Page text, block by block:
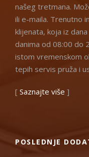
našeg tretmana.
ili e-maila. Trenutno
klijenata, koja iz
danima od 08:00 do
istom vremenskom
tepih servis pruža i
[ Saznajte više ]
POSLEDNJE